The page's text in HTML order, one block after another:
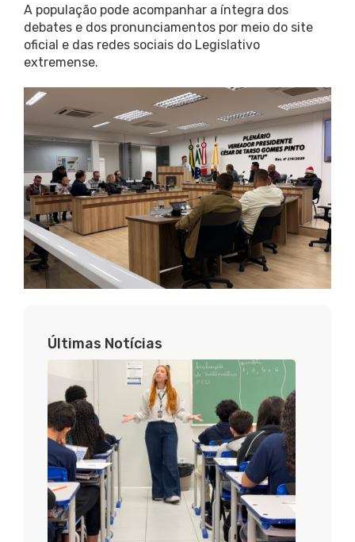
A população pode acompanhar a íntegra dos
debates e dos pronunciamentos por meio do site
oficial e das redes sociais do Legislativo
extremense.
Últimas Notícias